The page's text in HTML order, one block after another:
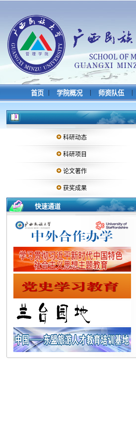
首页 学院概况 师资队伍
科研动态
科研项目
论文著作
获奖成果
快速通道